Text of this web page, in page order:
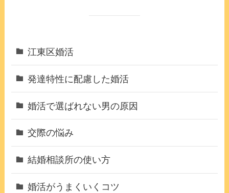
江東区婚活
発達特性に配慮した婚活
婚活で選ばれない男の原因
交際の悩み
結婚相談所の使い方
婚活がうまくいくコツ